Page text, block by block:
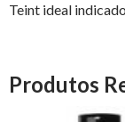
Teint ideal
Produtos